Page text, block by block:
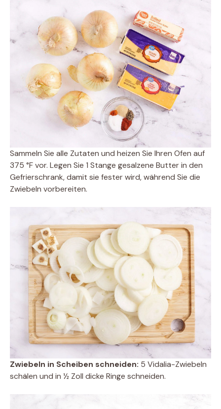
Sammeln Sie alle Zutaten und heizen Sie Ihren Ofen auf
375 °F vor. Legen Sie 1 Stange gesalzene Butter in den
Gefrierschrank, damit sie fester wird, während Sie die
Zwiebeln vorbereiten.
Zwiebeln in Scheiben schneiden: 5 Vidalia-Zwiebeln
schälen und in ½ Zoll dicke Ringe schneiden.